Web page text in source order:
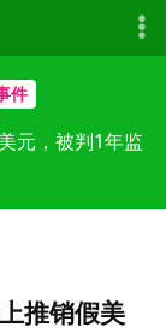
件
元，被判1年监
推销假美